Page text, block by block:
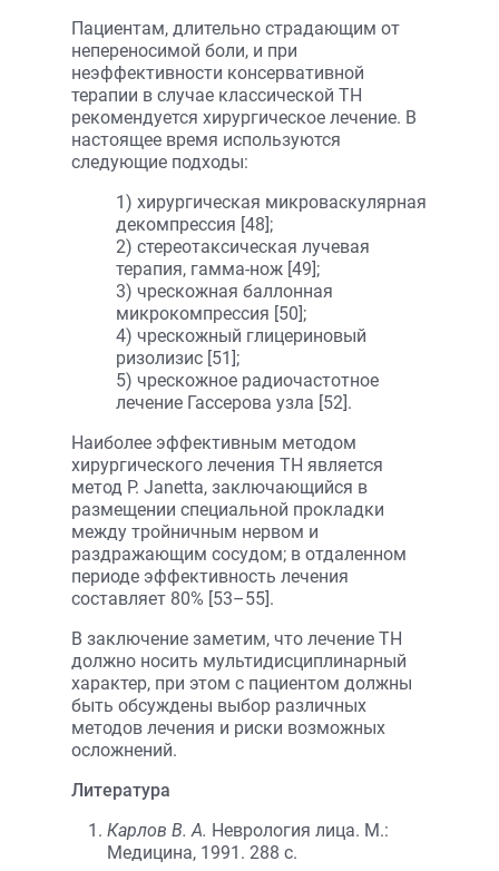
Пациентам, длительно страдающим от
непереносимой боли, и при
неэффективности консервативной
терапии в случае классической ТН
рекомендуется хирургическое лечение. В
настоящее время используются
следующие подходы:
1) хирургическая микроваскулярная
декомпрессия [48];
2) стереотаксическая лучевая
терапия, гамма-нож [49];
3) чрескожная баллонная
микрокомпрессия [50];
4) чрескожный глицериновый
ризолизис [51];
5) чрескожное радиочастотное
лечение Гассерова узла [52].
Наиболее эффективным методом
хирургического лечения ТН является
метод P. Janetta, заключающийся в
размещении специальной прокладки
между тройничным нервом и
раздражающим сосудом; в отдаленном
периоде эффективность лечения
составляет 80% [53–55].
В заключение заметим, что лечение ТН
должно носить мультидисциплинарный
характер, при этом c пациентом должны
быть обсуждены выбор различных
методов лечения и риски возможных
осложнений.
Литература
Карлов В. А. Неврология лица. М.:
Медицина, 1991. 288 с.